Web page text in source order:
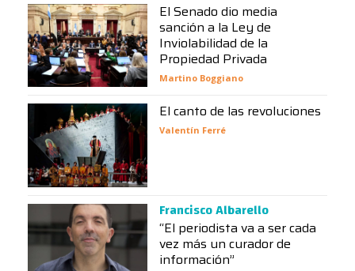
El Senado dio media
sanción a la Ley de
Inviolabilidad de la
Propiedad Privada
Martino Boggiano
El canto de las revoluciones
Valentín Ferré
Francisco Albarello
“El periodista va a ser cada
vez más un curador de
información”